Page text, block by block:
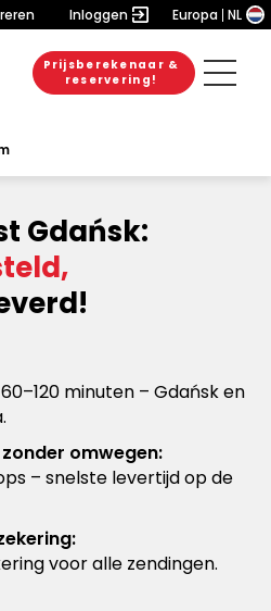
Inloggen Europa NL
Prijsberekenaar &
reservering!
Gdańsk:
minuten – Gdańsk en
omwegen:
– snelste levertijd op de
voor alle zendingen.